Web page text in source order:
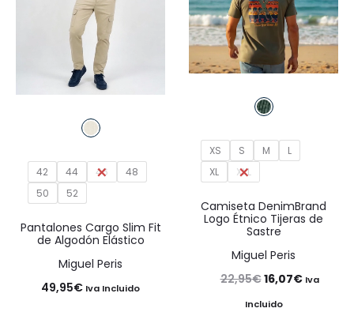
42 44 46
48
50
52
Pantalones Cargo Slim Fit
de Algodón Elástico
Miguel Peris
49,95€ Iva Incluido
XS S M
L
XL
XXL
Camiseta DenimBrand
Logo Étnico Tijeras de
Sastre
Miguel Peris
22,95€El
precio
16,07€ElIva
Incluido